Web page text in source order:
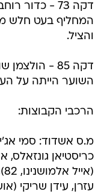
דקה 73 -
המחליף בעט חלש
והציל.
דקה 85 -
השוער הייתה על
הרכבי הקבוצות:
מ.ס אשדוד: סמי
כריסטיאן גונזאלס,
עזרן, עידן שריקי (אושרי